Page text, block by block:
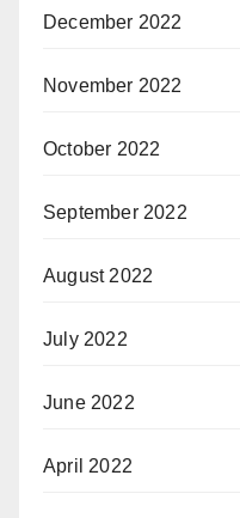
December 2022
November 2022
October 2022
September 2022
August 2022
July 2022
June 2022
April 2022